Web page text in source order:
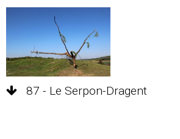
87 - Le Serpon-Dragent